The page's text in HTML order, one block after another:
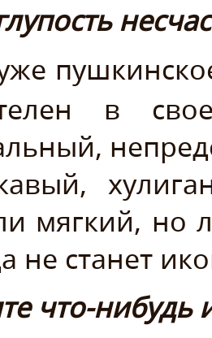
в
мягкий, но
не станет
что-нибудь